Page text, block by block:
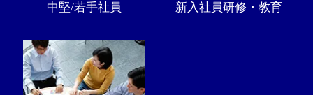
中堅/若手社員 新入社員研修・教育